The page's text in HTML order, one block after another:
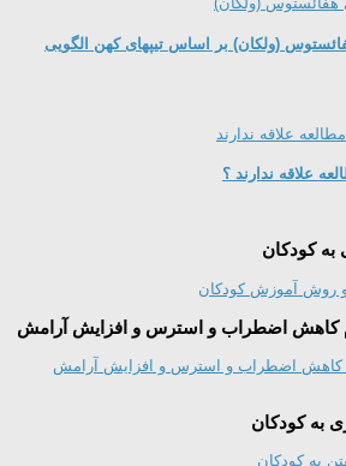
(ولکان) بر اساس تیپهای کهن الگویی
علاقه ندارند ؟
به کودکان
کاهش اضطراب و استرس و افزایش آرامش
به کودکان